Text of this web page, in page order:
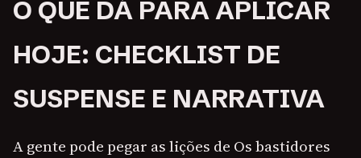
O QUE DÁ PARA APLICAR
HOJE: CHECKLIST DE
SUSPENSE E NARRATIVA
A gente pode pegar as lições de Os bastidores